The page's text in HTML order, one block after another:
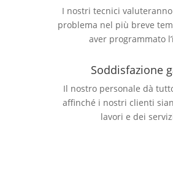
I nostri tecnici
problema nel più breve
aver programmato
Soddisfazione
Il nostro personale dà
affinché i nostri clienti
lavori e dei